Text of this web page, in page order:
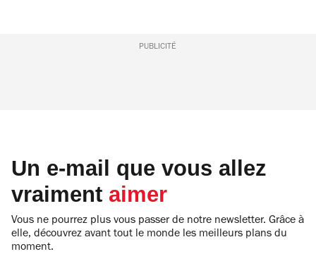
PUBLICITÉ
Un e-mail que vous allez
vraiment aimer
Vous ne pourrez plus vous passer de notre newsletter. Grâce à
elle, découvrez avant tout le monde les meilleurs plans du
moment.